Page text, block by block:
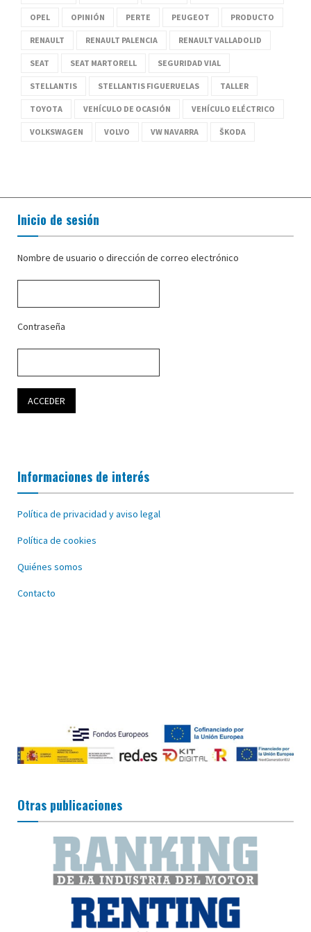
OPEL OPINIÓN PERTE PEUGEOT PRODUCTO
RENAULT RENAULT PALENCIA RENAULT VALLADOLID
SEAT SEAT MARTORELL SEGURIDAD VIAL
STELLANTIS STELLANTIS FIGUERUELAS TALLER
TOYOTA VEHÍCULO DE OCASIÓN VEHÍCULO ELÉCTRICO
VOLKSWAGEN VOLVO VW NAVARRA ŠKODA
Inicio de sesión
Nombre de usuario o dirección de correo electrónico
Contraseña
Informaciones de interés
Política de privacidad y aviso legal
Política de cookies
Quiénes somos
Contacto
Otras publicaciones